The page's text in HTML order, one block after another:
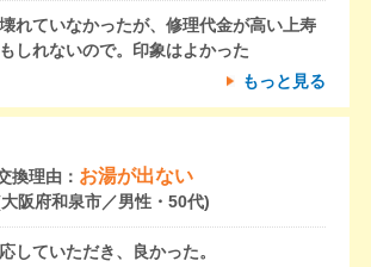
れていなかったが、修理代金が高い上寿
しれないので。印象はよかった
もっと見る
換理由： お湯が出ない
阪府和泉市／男性・50代)
していただき、良かった。